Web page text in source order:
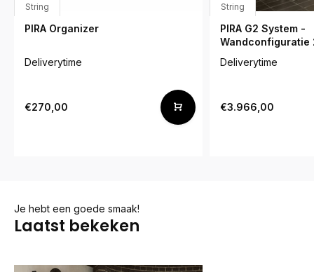
String
PIRA Organizer
Deliverytime
€270,00
String
PIRA G2 System -
Wandconfiguratie
Deliverytime
€3.966,00
Je hebt een goede smaak!
Laatst bekeken